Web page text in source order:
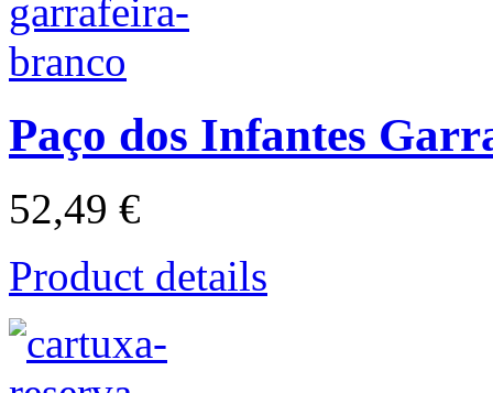
Paço dos Infantes
52,49 €
Product details